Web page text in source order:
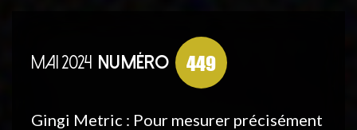
MAI 2024 NUMÉRO 449
Gingi Metric : Pour mesurer précisément